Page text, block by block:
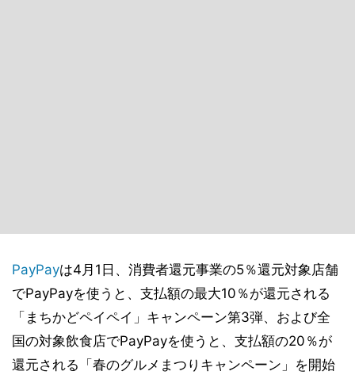
PayPayは4月1日、消費者還元事業の5％還元対象店舗
でPayPayを使うと、支払額の最大10％が還元される
「まちかどペイペイ」キャンペーン第3弾、および全
国の対象飲食店でPayPayを使うと、支払額の20％が
還元される「春のグルメまつりキャンペーン」を開始